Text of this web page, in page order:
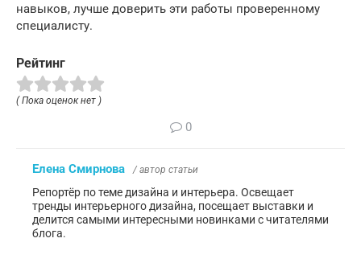
навыков, лучше доверить эти работы проверенному
специалисту.
Рейтинг
( Пока оценок нет )
0
Елена Смирнова / автор статьи
Репортёр по теме дизайна и интерьера. Освещает
тренды интерьерного дизайна, посещает выставки и
делится самыми интересными новинками с читателями
блога.